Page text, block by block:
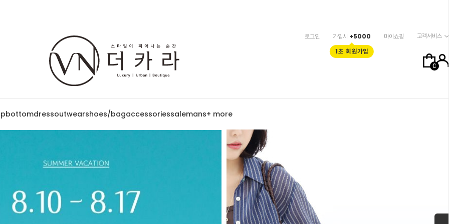
0
로그인 가입시 +5000
1초 회원가입
마이쇼핑 고객서비스
bottomdressoutwearshoes/bagaccessoriessalemans+ more